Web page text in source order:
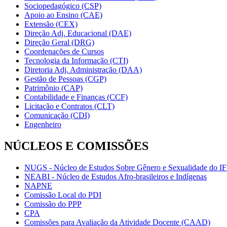
Sociopedagógico (CSP)
Apoio ao Ensino (CAE)
Extensão (CEX)
Direção Adj. Educacional (DAE)
Direção Geral (DRG)
Coordenações de Cursos
Tecnologia da Informação (CTI)
Diretoria Adj. Administração (DAA)
Gestão de Pessoas (CGP)
Patrimônio (CAP)
Contabilidade e Finanças (CCF)
Licitação e Contratos (CLT)
Comunicação (CDI)
Engenheiro
NÚCLEOS E COMISSÕES
NUGS - Núcleo de Estudos Sobre Gênero e Sexualidade do
NEABI - Núcleo de Estudos Afro-brasileiros e Indígenas
NAPNE
Comissão Local do PDI
Comissão do PPP
CPA
Comissões para Avaliação da Atividade Docente (CAAD)